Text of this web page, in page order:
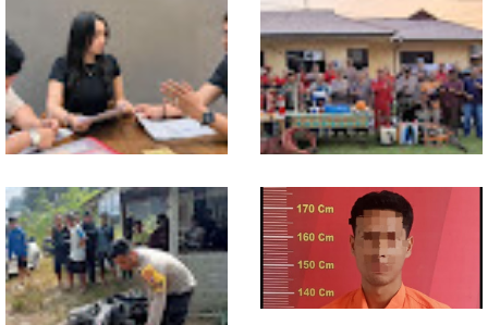
13 Jam Berjuang, Polsek
Toba dan Warga Berhasil
Jinakkan Karhutla 7 Hektare
di Desa Bagan Asam
Mobil Box Terjun ke Jurang
Depan KC, Diduga Rem
Blong
Diduga Jadi Korban
Penyebaran Foto Pribadi
dan Dicemarkan di TikTok,
AF Lapor ke Polda Sumut
Polsek Entikong Gelar Apel
Siaga Karhutla 2026, Sinergi
Lintas Sektor Cegah
Kebakaran Hutan dan Lahan